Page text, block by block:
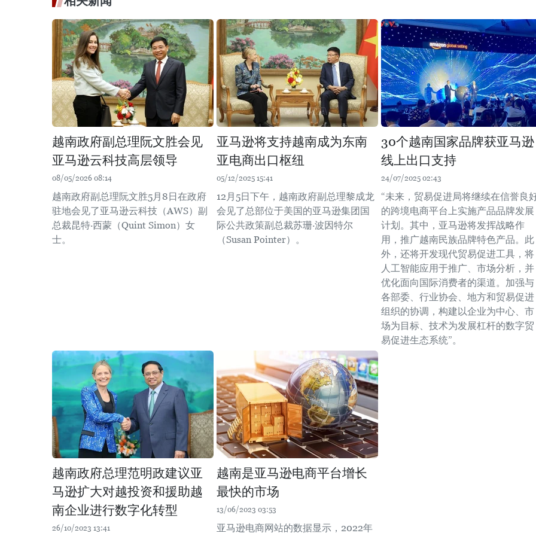
越南政府副总理阮文胜会见
亚马逊云科技高层领导
08/05/2026 08:14
越南政府副总理阮文胜5月8日在政府
驻地会见了亚马逊云科技（AWS）副
总裁昆特·西蒙（Quint Simon）女
士。
亚马逊将支持越南成为东南
亚电商出口枢纽
05/12/2025 15:41
12月5日下午，越南政府副总理黎成龙
会见了总部位于美国的亚马逊集团国
际公共政策副总裁苏珊·波因特尔
（Susan Pointer）。
30个越南国家品牌获亚马逊
线上出口支持
24/07/2025 02:43
“未来，贸易促进局将继续在信誉良
的跨境电商平台上实施产品品牌发展
计划。其中，亚马逊将发挥战略作
用，推广越南民族品牌特色产品。此
外，还将开发现代贸易促进工具，将
人工智能应用于推广、市场分析，并
优化面向国际消费者的渠道。加强与
各部委、行业协会、地方和贸易促进
组织的协调，构建以企业为中心、市
场为目标、技术为发展杠杆的数字贸
易促进生态系统”。
越南政府总理范明政建议亚
马逊扩大对越投资和援助越
南企业进行数字化转型
26/10/2023 13:41
越南是亚马逊电商平台增长
最快的市场
13/06/2023 03:53
亚马逊电商网站的数据显示，2022年